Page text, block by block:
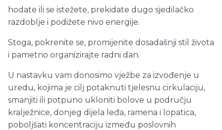
hodate ili se istežete, prekidate dugo sjedilačko
razdoblje i podižete nivo energije.
Stoga, pokrenite se, promijenite dosadašnji stil života
i pametno organizirajte radni dan.
U nastavku vam donosimo vježbe za izvođenje u
uredu, kojima je cilj potaknuti tjelesnu cirkulaciju,
smanjiti ili potpuno ukloniti bolove u području
kralježnice, donjeg dijela leđa, ramena i lopatica,
poboljšati koncentraciju između poslovnih